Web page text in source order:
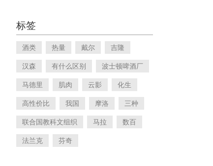
标签
酒类 热量 戴尔 吉隆
汉森 有什么区别 波士顿啤酒厂
马德里 肌肉 云影 化生
高性价比 我国 摩洛 三种
联合国教科文组织 马拉 数百
法兰克 芬奇